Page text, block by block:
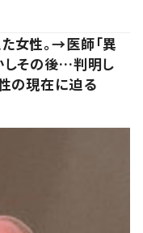
女性。→医師「異
しその後…判明し
の現在に迫る